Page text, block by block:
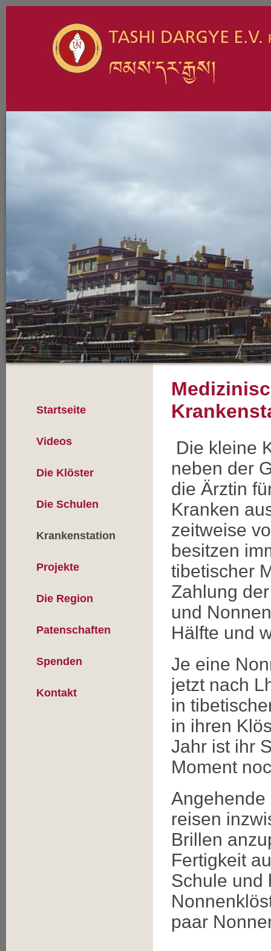
Startseite
Videos
Die Klöster
Die Schulen
Krankenstation
Projekte
Die Region
Patenschaften
Spenden
Kontakt
Die kleine
neben der
die Ärztin
Kranken
zeitweise
besitzen
tibetischer
Zahlung
und
Hälfte und
Je eine
jetzt nach
in
in ihren
Jahr ist ihr
Moment
reisen
Brillen
Fertigkeit
Schule und
paar